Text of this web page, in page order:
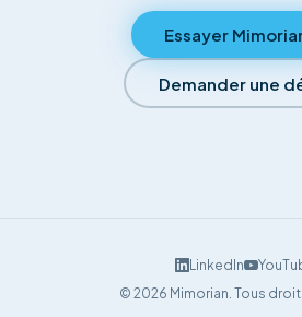
Essayer
Demander une
LinkedIn
© 2026 Mimorian. Tous